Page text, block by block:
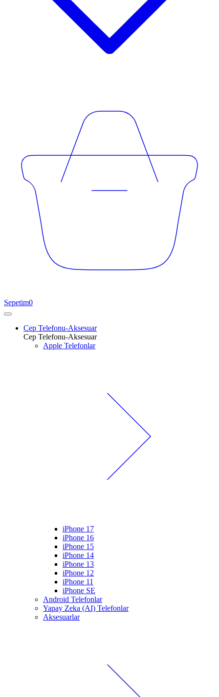
Sepetim0
Cep Telefonu-Aksesuar
Cep Telefonu-Aksesuar
Apple Telefonlar
iPhone 17
iPhone 16
iPhone 15
iPhone 14
iPhone 13
iPhone 12
iPhone 11
iPhone SE
Android Telefonlar
Yapay Zeka (AI) Telefonlar
Aksesuarlar